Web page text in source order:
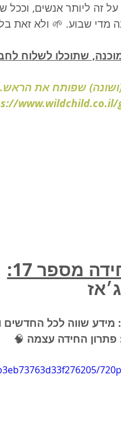
זה ליותר אנשים, וככל
מדי שבוע. 🌱 ולא זאת
שתוכלו לשלוח
שפותח את
www.wildchild.co.il/
מספר 17:
🧠